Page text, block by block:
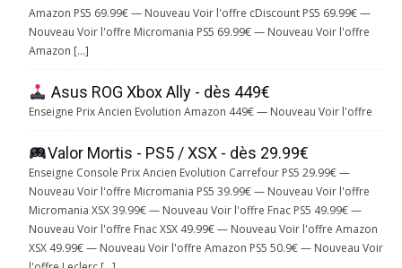
Amazon PS5 69.99€ — Nouveau Voir l'offre cDiscount PS5 69.99€ —
Nouveau Voir l'offre Micromania PS5 69.99€ — Nouveau Voir l'offre
Amazon […]
Asus ROG Xbox Ally - dès 449€
Enseigne Prix Ancien Evolution Amazon 449€ — Nouveau Voir l'offre
Valor Mortis - PS5 / XSX - dès 29.99€
Enseigne Console Prix Ancien Evolution Carrefour PS5 29.99€ —
Nouveau Voir l'offre Micromania PS5 39.99€ — Nouveau Voir l'offre
Micromania XSX 39.99€ — Nouveau Voir l'offre Fnac PS5 49.99€ —
Nouveau Voir l'offre Fnac XSX 49.99€ — Nouveau Voir l'offre Amazon
XSX 49.99€ — Nouveau Voir l'offre Amazon PS5 50.9€ — Nouveau Voir